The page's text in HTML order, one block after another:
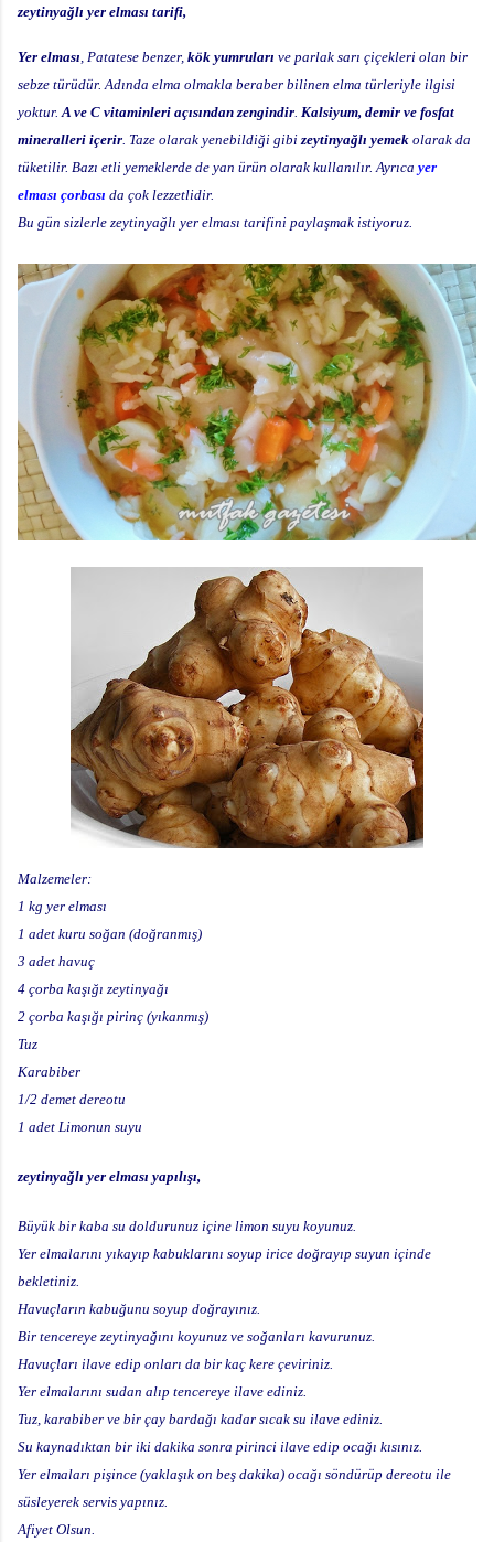
zeytinyağlı yer elması tarifi,
Yer elması , Patatese benzer, kök yumruları ve parlak sarı çiçekleri olan bir
sebze türüdür. Adında elma olmakla beraber bilinen elma türleriyle ilgisi
yoktur. A ve C vitaminleri açısından zengindir Kalsiyum, demir ve fosfat
mineralleri içerir . Taze olarak yenebildiği gibi zeytinyağlı yemek olarak da
tüketilir. Bazı etli yemeklerde de yan ürün olarak kullanılır. Ayrıca yer
elması çorbası da çok lezzetlidir.
Bu gün sizlerle zeytinyağlı yer elması tarifini paylaşmak istiyoruz.
Malzemeler:
1 kg yer elması
1 adet kuru soğan (doğranmış)
3 adet havuç
4 çorba kaşığı zeytinyağı
2 çorba kaşığı pirinç (yıkanmış)
Tuz
Karabiber
1/2 demet dereotu
1 adet Limonun suyu
zeytinyağlı yer elması yapılışı,
Büyük bir kaba su doldurunuz içine limon suyu koyunuz.
Yer elmalarını yıkayıp kabuklarını soyup irice doğrayıp suyun içinde
bekletiniz.
Havuçların kabuğunu soyup doğrayınız.
Bir tencereye zeytinyağını koyunuz ve soğanları kavurunuz.
Havuçları ilave edip onları da bir kaç kere çeviriniz.
Yer elmalarını sudan alıp tencereye ilave ediniz.
Tuz, karabiber ve bir çay bardağı kadar sıcak su ilave ediniz.
Su kaynadıktan bir iki dakika sonra pirinci ilave edip ocağı kısınız.
Yer elmaları pişince (yaklaşık on beş dakika) ocağı söndürüp dereotu ile
süsleyerek servis yapınız.
Afiyet Olsun.